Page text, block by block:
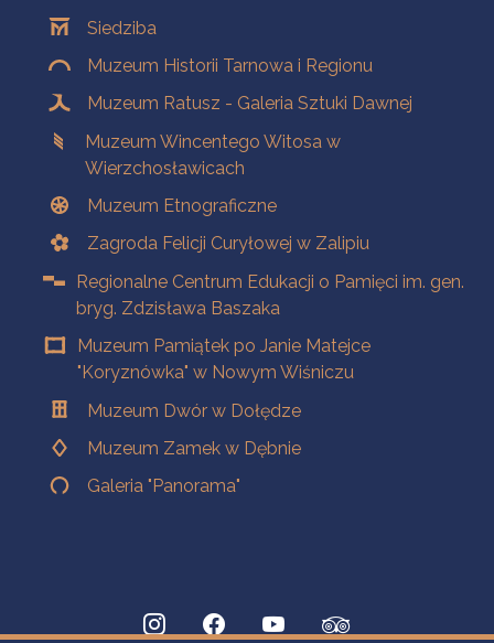
Siedziba
Muzeum Historii Tarnowa i Regionu
Muzeum Ratusz - Galeria Sztuki Dawnej
Muzeum Wincentego Witosa w
Wierzchosławicach
Muzeum Etnograficzne
Zagroda Felicji Curyłowej w Zalipiu
Regionalne Centrum Edukacji o Pamięci im. gen.
bryg. Zdzisława Baszaka
Muzeum Pamiątek po Janie Matejce
"Koryznówka" w Nowym Wiśniczu
Muzeum Dwór w Dołędze
Muzeum Zamek w Dębnie
Galeria "Panorama"